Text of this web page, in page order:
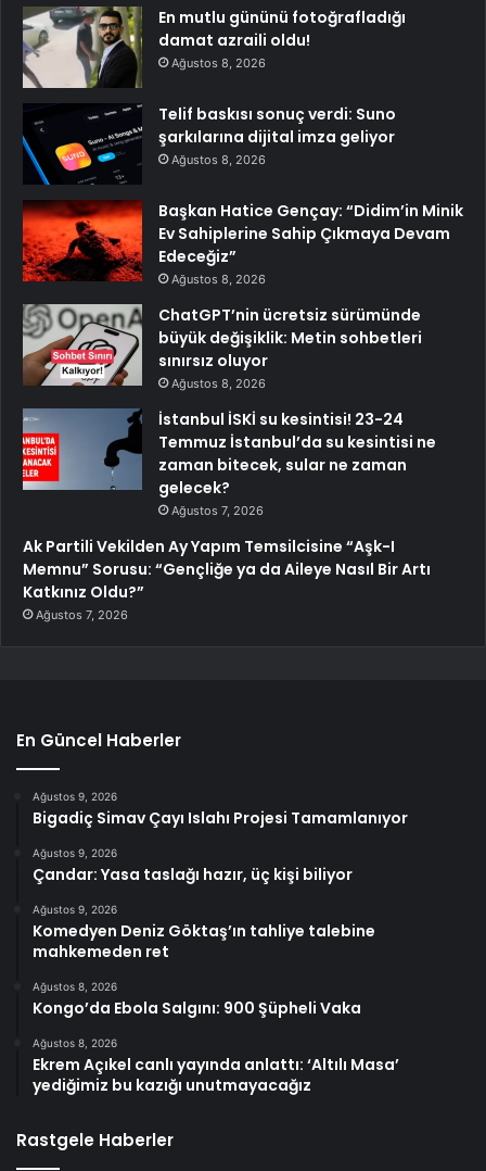
En mutlu gününü fotoğrafladığı
damat azraili oldu!
Ağustos 8, 2026
Telif baskısı sonuç verdi: Suno
şarkılarına dijital imza geliyor
Ağustos 8, 2026
Başkan Hatice Gençay: “Didim’in Minik
Ev Sahiplerine Sahip Çıkmaya Devam
Edeceğiz”
Ağustos 8, 2026
ChatGPT’nin ücretsiz sürümünde
büyük değişiklik: Metin sohbetleri
sınırsız oluyor
Ağustos 8, 2026
İstanbul İSKİ su kesintisi! 23-24
Temmuz İstanbul’da su kesintisi ne
zaman bitecek, sular ne zaman
gelecek?
Ağustos 7, 2026
Ak Partili Vekilden Ay Yapım Temsilcisine “Aşk-I
Memnu” Sorusu: “Gençliğe ya da Aileye Nasıl Bir Artı
Katkınız Oldu?”
Ağustos 7, 2026
En Güncel Haberler
Ağustos 9, 2026
Bigadiç Simav Çayı Islahı Projesi Tamamlanıyor
Ağustos 9, 2026
Çandar: Yasa taslağı hazır, üç kişi biliyor
Ağustos 9, 2026
Komedyen Deniz Göktaş’ın tahliye talebine
mahkemeden ret
Ağustos 8, 2026
Kongo’da Ebola Salgını: 900 Şüpheli Vaka
Ağustos 8, 2026
Ekrem Açıkel canlı yayında anlattı: ‘Altılı Masa’
yediğimiz bu kazığı unutmayacağız
Rastgele Haberler